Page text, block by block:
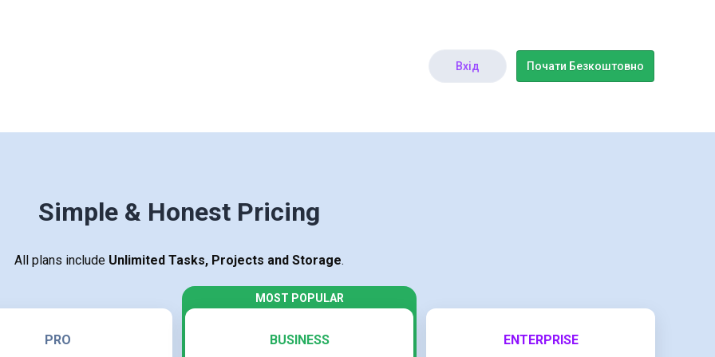
Вхід Почати Безкоштовно
Simple & Honest Pricing
All plans include Unlimited Tasks, Projects and Storage.
PRO BUSINESS ENTERPRISE